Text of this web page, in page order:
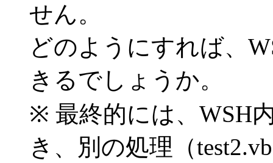
せん。
どのようにすれば、
きるでしょうか。
※ 最終的には、WSH
き、別の処理（